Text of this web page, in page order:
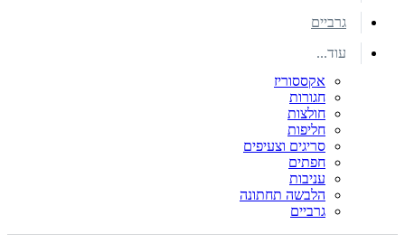
גרביים
עוד...
אקססוריז
חגורות
חולצות
חליפות
סריגים וצעיפים
חפתים
עניבות
הלבשה תחתונה
גרביים